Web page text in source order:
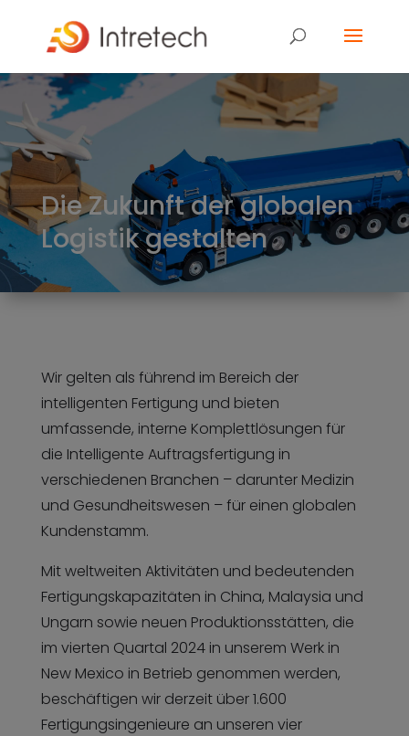
Die Zukunft der globalen
Logistik gestalten
Wir gelten als führend im Bereich der
intelligenten Fertigung und bieten
umfassende, interne Komplettlösungen für
die Intelligente Auftragsfertigung in
verschiedenen Branchen – darunter Medizin
und Gesundheitswesen – für einen globalen
Kundenstamm.
Mit weltweiten Aktivitäten und bedeutenden
Fertigungskapazitäten in China, Malaysia und
Ungarn sowie neuen Produktionsstätten, die
im vierten Quartal 2024 in unserem Werk in
New Mexico in Betrieb genommen werden,
beschäftigen wir derzeit über 1.600
Fertigungsingenieure an unseren vier